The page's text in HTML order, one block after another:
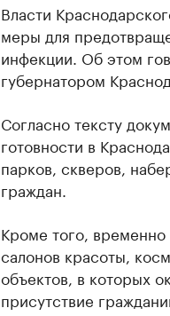
Власти
меры для
инфекции. Об этом
губернатором
Согласно тексту
готовности в
парков, скверов,
граждан.
Кроме того, временно
салонов красоты,
объектов, в которых
присутствие